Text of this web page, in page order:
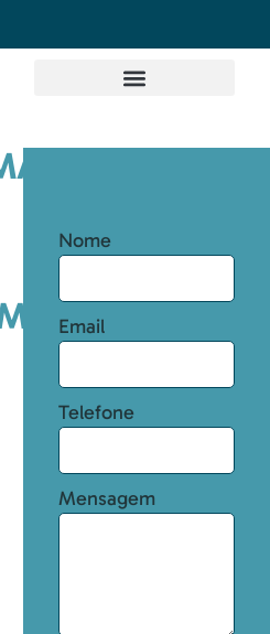
Nome
Email
Telefone
Mensagem